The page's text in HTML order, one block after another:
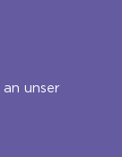
unser